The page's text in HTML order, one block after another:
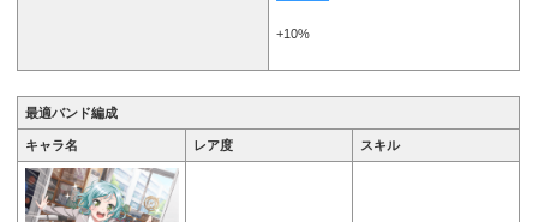
+10%
最適バンド編成
キャラ名 レア度 スキル